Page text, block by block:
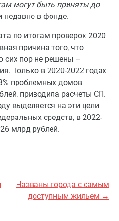
могут быть приняты до
недавно в фонде.
по итогам проверок 2020
причина того, что
сих пор не решены –
Только в 2020-2022 годах
проблемных домов
приводила расчеты СП.
выделяется на эти цели
средств, в 2022-
млрд рублей.
Названы города с самым
доступным жильем →